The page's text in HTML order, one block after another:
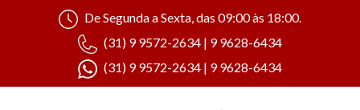
De Segunda a Sexta, das 09:00 às 18:00.
(31) 9 9572-2634 | 9 9628-6434
(31) 9 9572-2634 | 9 9628-6434